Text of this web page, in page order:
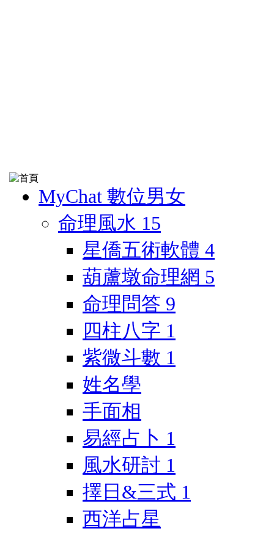
MyChat 數位男女
命理風水 15
星僑五術軟體 4
葫蘆墩命理網 5
命理問答 9
四柱八字 1
紫微斗數 1
姓名學
手面相
易經占卜 1
風水研討 1
擇日&三式 1
西洋占星